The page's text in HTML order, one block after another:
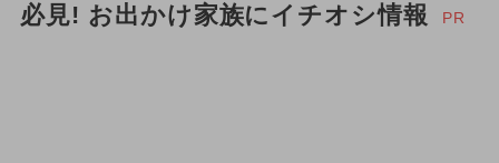
必見! お出かけ家族にイチオシ情報 PR